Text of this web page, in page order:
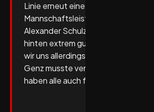
Linie erneut eine geschlossene
Mannschaftsleistung war, möchte
Alexander Schulze hervorheben,
hinten extrem gut drauf war. Den
wir uns allerdings teuer erkaufen,
Genz musste verletzt raus. In der
haben alle auch für ihn gespielt!“